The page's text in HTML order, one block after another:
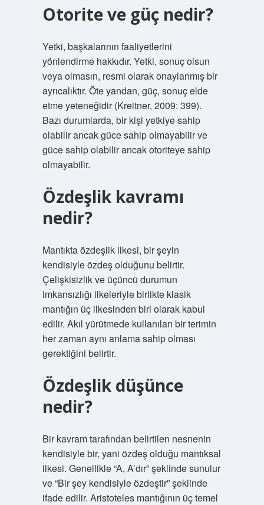
Otorite ve güç nedir?
Yetki, başkalarının faaliyetlerini
yönlendirme hakkıdır. Yetki, sonuç olsun
veya olmasın, resmi olarak onaylanmış bir
ayrıcalıktır. Öte yandan, güç, sonuç elde
etme yeteneğidir (Kreitner, 2009: 399).
Bazı durumlarda, bir kişi yetkiye sahip
olabilir ancak güce sahip olmayabilir ve
güce sahip olabilir ancak otoriteye sahip
olmayabilir.
Özdeşlik kavramı
nedir?
Mantıkta özdeşlik ilkesi, bir şeyin
kendisiyle özdeş olduğunu belirtir.
Çelişkisizlik ve üçüncü durumun
imkansızlığı ilkeleriyle birlikte klasik
mantığın üç ilkesinden biri olarak kabul
edilir. Akıl yürütmede kullanılan bir terimin
her zaman aynı anlama sahip olması
gerektiğini belirtir.
Özdeşlik düşünce
nedir?
Bir kavram tarafından belirtilen nesnenin
kendisiyle bir, yani özdeş olduğu mantıksal
ilkesi. Genellikle “A, A’dır” şeklinde sunulur
ve “Bir şey kendisiyle özdeştir” şeklinde
ifade edilir. Aristoteles mantığının üç temel